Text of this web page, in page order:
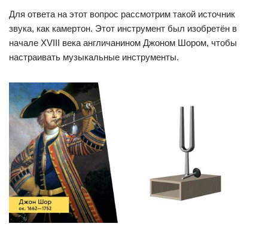
Для ответа на этот вопрос рассмотрим такой источник
звука, как камертон. Этот инструмент был изобретён в
начале XVIII века англичанином Джоном Шором, чтобы
настраивать музыкальные инструменты.